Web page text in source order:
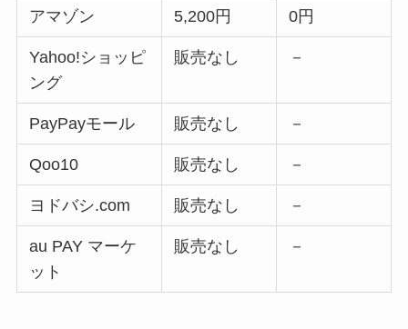
アマゾン 5,200円 0円
Yahoo!ショッピ
ング
販売なし －
PayPayモール 販売なし －
Qoo10 販売なし －
ヨドバシ.com 販売なし －
au PAY マーケ
ット
販売なし －